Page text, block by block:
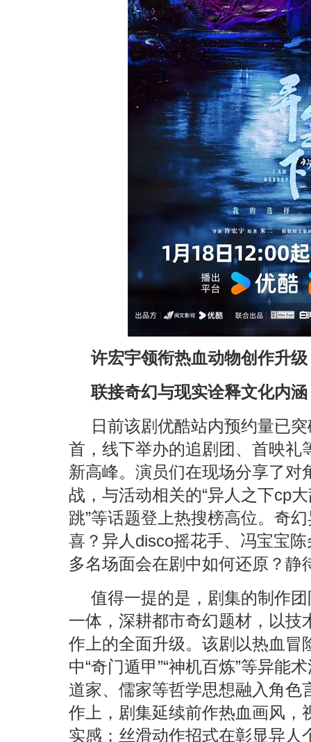
许宏宇领衔热血动物创作升级
联接奇幻与现实诠释文化内涵
日前该剧优酷站内预约量已
首，线下举办的追剧团、首映礼
新高峰。演员们在现场分享了对
战，与活动相关的“异人之下cp
跳”等话题登上热搜榜高位。奇
喜？异人disco摇花手、冯宝宝
多名场面会在剧中如何还原？静
值得一提的是，剧集的制作
一体，深耕都市奇幻题材，以技
作上的全面升级。该剧以热血冒
中“奇门遁甲”“神机百炼”等异能
道家、儒家等哲学思想融入角色
作上，剧集延续前作热血画风，
实感；丝滑动作招式在彰显异人